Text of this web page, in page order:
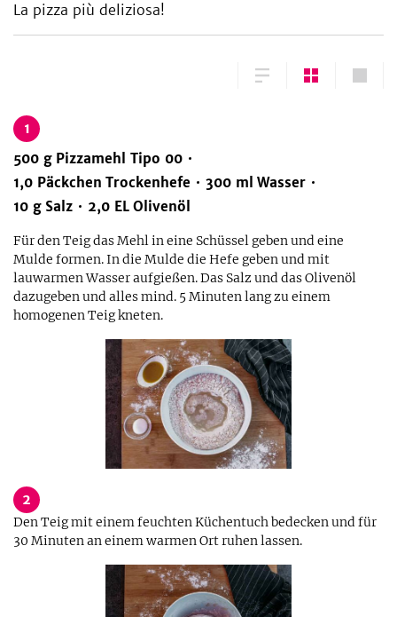
La pizza più deliziosa!
1
500 g Pizzamehl Tipo 00
1,0 Päckchen Trockenhefe 300 ml Wasser
10 g Salz 2,0 EL Olivenöl
Für den Teig das Mehl in eine Schüssel geben und eine
Mulde formen. In die Mulde die Hefe geben und mit
lauwarmen Wasser aufgießen. Das Salz und das Olivenöl
dazugeben und alles mind. 5 Minuten lang zu einem
homogenen Teig kneten.
2
Den Teig mit einem feuchten Küchentuch bedecken und für
30 Minuten an einem warmen Ort ruhen lassen.